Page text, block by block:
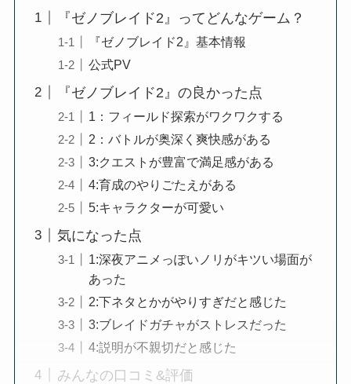
『ゼノブレイド2』ってどんなゲーム？
『ゼノブレイド2』基本情報
公式PV
『ゼノブレイド2』の良かった点
1：フィールド探索がワクワクする
2：バトルが奥深く爽快感がある
3:クエストが豊富で満足感がある
4:育成のやりごたえがある
5:キャラクターが可愛い
気になった点
1:深夜アニメっぽいノリがキツい場面が
あった
2:下ネタとかがやりすぎだと感じた
3:ブレイドガチャがストレスだった
4:説明が不親切だと感じた
みんなの口コミ&評価